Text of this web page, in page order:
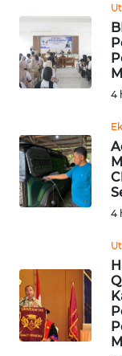
4
4
BEKASI
WN
BOGOR
DEPOK
WN
TAPANULI
SAMOSIR
WN
PADANG